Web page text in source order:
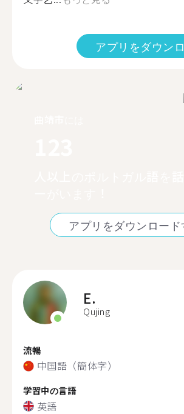
アプリをダウン
アプリをダウンロード
E.
Qujing
流暢
中国語（簡体字）
学習中の言語
英語